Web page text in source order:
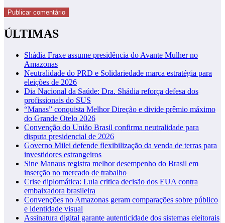
ÚLTIMAS
Shádia Fraxe assume presidência do Avante Mulher no
Amazonas
Neutralidade do PRD e Solidariedade marca estratégia para
eleições de 2026
Dia Nacional da Saúde: Dra. Shádia reforça defesa dos
profissionais do SUS
“Manas” conquista Melhor Direção e divide prêmio máximo
do Grande Otelo 2026
Convenção do União Brasil confirma neutralidade para
disputa presidencial de 2026
Governo Milei defende flexibilização da venda de terras para
investidores estrangeiros
Sine Manaus registra melhor desempenho do Brasil em
inserção no mercado de trabalho
Crise diplomática: Lula critica decisão dos EUA contra
embaixadora brasileira
Convenções no Amazonas geram comparações sobre público
e identidade visual
Assinatura digital garante autenticidade dos sistemas eleitorais